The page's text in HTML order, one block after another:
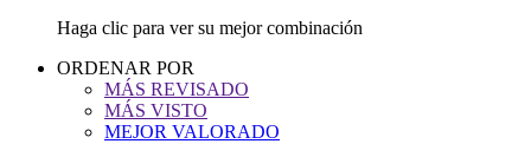
Haga clic para ver su mejor combinación
ORDENAR POR
MÁS REVISADO
MÁS VISTO
MEJOR VALORADO